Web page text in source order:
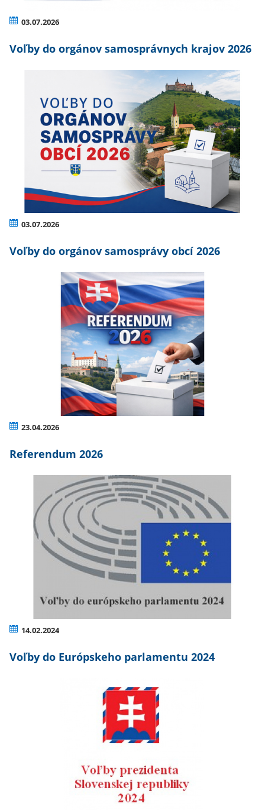
03.07.2026
Voľby do orgánov samosprávnych krajov 2026
03.07.2026
Voľby do orgánov samosprávy obcí 2026
23.04.2026
Referendum 2026
14.02.2024
Voľby do Európskeho parlamentu 2024